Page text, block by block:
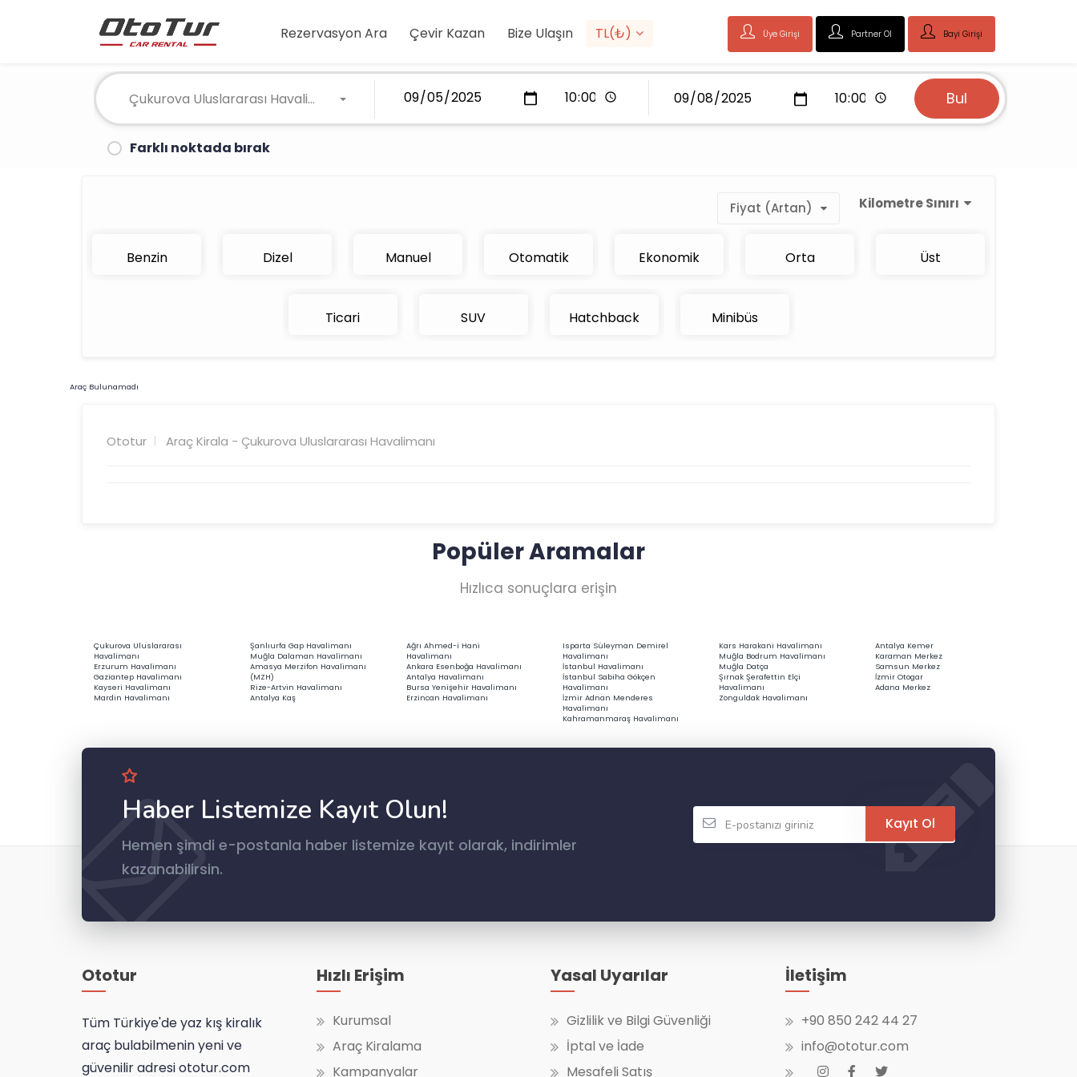
Rezervasyon Ara Çevir Kazan Bize Ulaşın TL(₺) Üye Girişi Partner Ol Bayi Girişi
Farklı noktada bırak
Çukurova Uluslararası Havalimanı Bul
Kilometre Sınırı
Fiyat (Artan)
Benzin Dizel Manuel Otomatik Ekonomik Orta Üst
Ticari SUV Hatchback Minibüs
Araç Bulunamadı
Ototur Araç Kirala - Çukurova Uluslararası Havalimanı
Popüler Aramalar
Hızlıca sonuçlara erişin
Çukurova Uluslararası
Havalimanı
Erzurum Havalimanı
Gaziantep Havalimanı
Kayseri Havalimanı
Mardin Havalimanı
Şanlıurfa Gap Havalimanı
Muğla Dalaman Havalimanı
Amasya Merzifon Havalimanı
(MZH)
Rize-Artvin Havalimanı
Antalya Kaş
Ağrı Ahmed-i Hani
Havalimanı
Ankara Esenboğa Havalimanı
Antalya Havalimanı
Bursa Yenişehir Havalimanı
Erzincan Havalimanı
Isparta Süleyman Demirel
Havalimanı
İstanbul Havalimanı
İstanbul Sabiha Gökçen
Havalimanı
İzmir Adnan Menderes
Havalimanı
Kahramanmaraş Havalimanı
Kars Harakani Havalimanı
Muğla Bodrum Havalimanı
Muğla Datça
Şırnak Şerafettin Elçi
Havalimanı
Zonguldak Havalimanı
Antalya Kemer
Karaman Merkez
Samsun Merkez
İzmir Otogar
Adana Merkez
Haber Listemize Kayıt Olun!
Hemen şimdi e-postanla haber listemize kayıt olarak, indirimler
kazanabilirsin.
Kayıt Ol
Ototur
Tüm Türkiye'de yaz kış kiralık
araç bulabilmenin yeni ve
güvenilir adresi ototur.com
Hızlı Erişim
Kurumsal
Araç Kiralama
Kampanyalar
Yasal Uyarılar
Gizlilik ve Bilgi Güvenliği
İptal ve İade
Mesafeli Satış
İletişim
+90 850 242 44 27
info@ototur.com